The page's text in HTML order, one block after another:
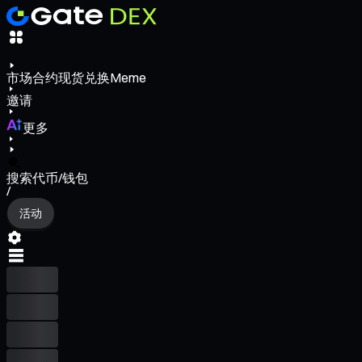
市场合约现货兑换Meme
邀请
更多
搜索代币/钱包
/
活动